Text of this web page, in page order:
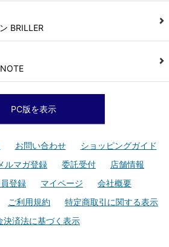
BRILLER
PC版を表示
お問い合わせ
ショッピングガイド
ルマガ登録 委託受付
店舗情報
登録 マイページ
会社概要
ご利用規約
特定商取引に関する表示
決済法に基づく表示